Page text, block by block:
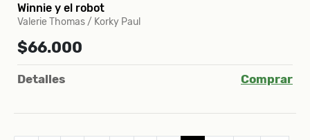
Winnie y el robot
Valerie Thomas / Korky Paul
$66.000
Detalles Comprar